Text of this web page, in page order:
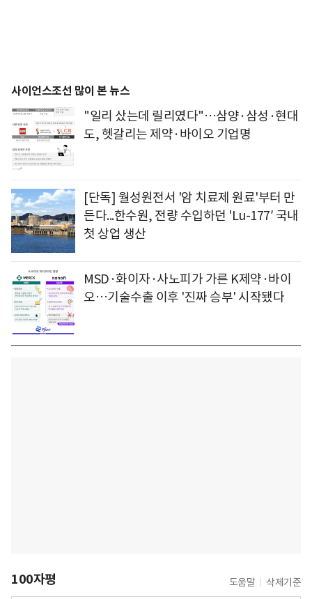
사이언스조선 많이 본 뉴스
"일리 샀는데 릴리였다"…삼양·삼성·현대
도, 헷갈리는 제약·바이오 기업명
[단독] 월성원전서 '암 치료제 원료'부터 만
든다...한수원, 전량 수입하던 'Lu-177′ 국내
첫 상업 생산
MSD·화이자·사노피가 가른 K제약·바이
오…기술수출 이후 '진짜 승부' 시작됐다
100자평 도움말 삭제기준